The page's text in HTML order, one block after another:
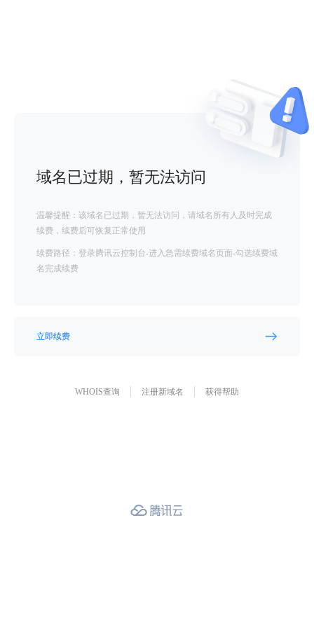
域名已过期，暂无法访问
温馨提醒：该域名已过期，暂无法访问，请域名所有人及时完成
续费，续费后可恢复正常使用
续费路径：登录腾讯云控制台-进入急需续费域名页面-勾选续费域
名完成续费
立即续费
WHOIS查询 注册新域名 获得帮助